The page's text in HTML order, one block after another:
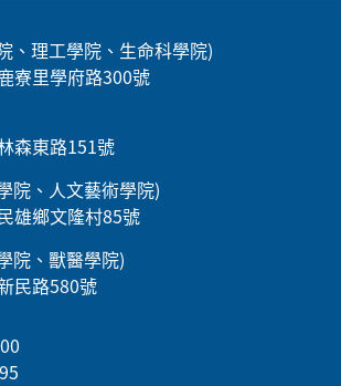
、理工學院、生命科學院)
寮里學府路300號
森東路151號
院、人文藝術學院)
雄鄉文隆村85號
院、獸醫學院)
民路580號